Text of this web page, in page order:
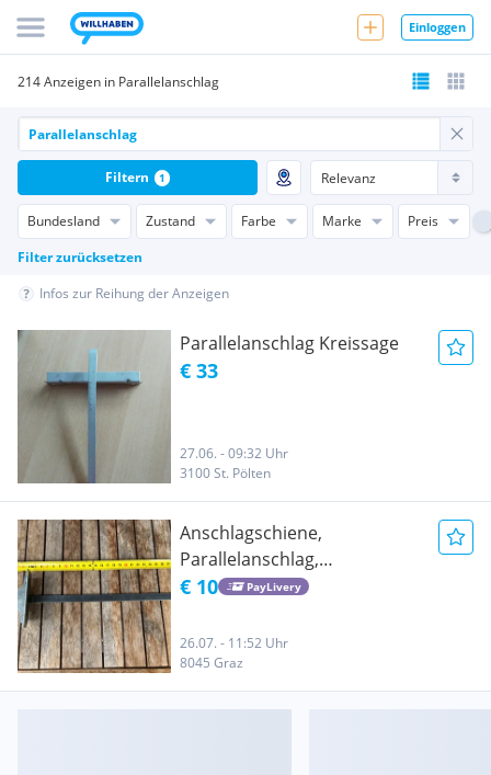
Einloggen
214 Anzeigen in Parallelanschlag
Bundesland Zustand Farbe Marke
Preis
Filter zurücksetzen
Filtern 1
Infos zur Reihung der Anzeigen
Parallelanschlag Kreissage
€ 33
27.06. - 09:32 Uhr
3100 St. Pölten
Anschlagschiene,
Parallelanschlag,
Führungsschiene
€ 10 PayLivery
26.07. - 11:52 Uhr
8045 Graz